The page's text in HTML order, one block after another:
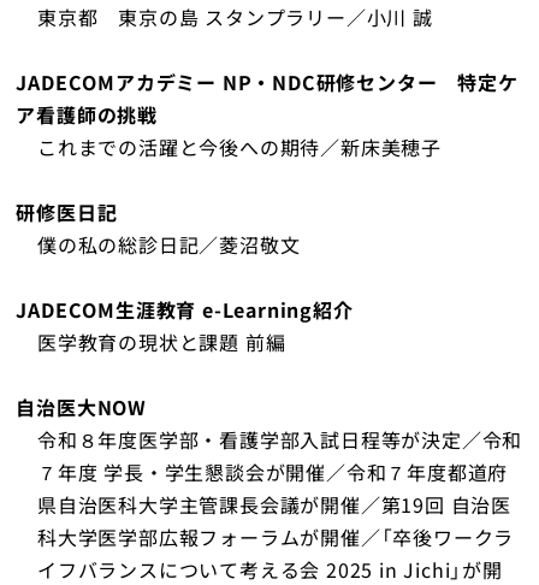
東京都 東京の島 スタンプラリー／小川 誠
JADECOMアカデミー NP・NDC研修センター 特定ケ
ア看護師の挑戦
これまでの活躍と今後への期待／新床美穂子
研修医日記
僕の私の総診日記／菱沼敬文
JADECOM生涯教育 e-Learning紹介
医学教育の現状と課題 前編
自治医大NOW
令和８年度医学部・看護学部入試日程等が決定／令和
７年度 学長・学生懇談会が開催／令和７年度都道府
県自治医科大学主管課長会議が開催／第19回 自治医
科大学医学部広報フォーラムが開催／「卒後ワークラ
イフバランスについて考える会 2025 in Jichi」が開